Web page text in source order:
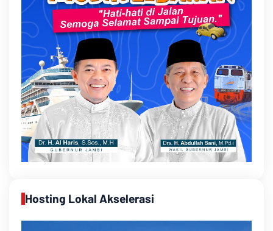
Hosting Lokal Akselerasi